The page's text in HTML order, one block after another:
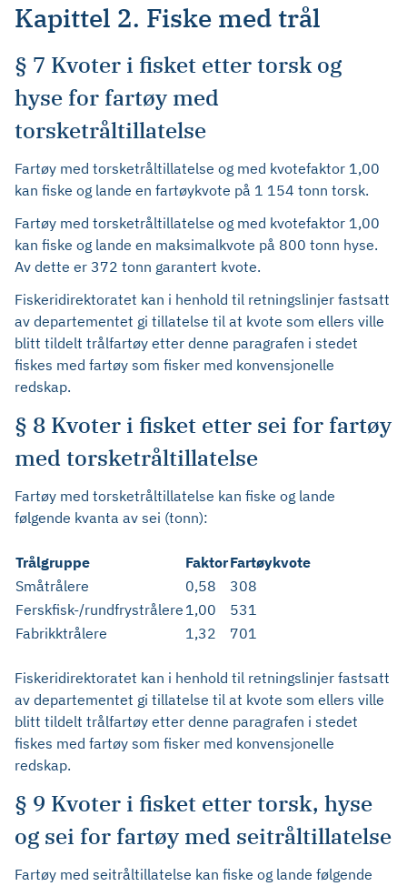
Kapittel 2. Fiske med trål
§ 7 Kvoter i fisket etter torsk og
hyse for fartøy med
torsketråltillatelse
Fartøy med torsketråltillatelse og med kvotefaktor 1,00
kan fiske og lande en fartøykvote på 1 154 tonn torsk.
Fartøy med torsketråltillatelse og med kvotefaktor 1,00
kan fiske og lande en maksimalkvote på 800 tonn hyse.
Av dette er 372 tonn garantert kvote.
Fiskeridirektoratet kan i henhold til retningslinjer fastsatt
av departementet gi tillatelse til at kvote som ellers ville
blitt tildelt trålfartøy etter denne paragrafen i stedet
fiskes med fartøy som fisker med konvensjonelle
redskap.
§ 8 Kvoter i fisket etter sei for fartøy
med torsketråltillatelse
Fartøy med torsketråltillatelse kan fiske og lande
følgende kvanta av sei (tonn):
Trålgruppe FaktorFartøykvote
Småtrålere
0,58
308
Ferskfisk-/rundfrystrålere 1,00
531
Fabrikktrålere
1,32 701
Fiskeridirektoratet kan i henhold til retningslinjer fastsatt
av departementet gi tillatelse til at kvote som ellers ville
blitt tildelt trålfartøy etter denne paragrafen i stedet
fiskes med fartøy som fisker med konvensjonelle
redskap.
§ 9 Kvoter i fisket etter torsk, hyse
og sei for fartøy med seitråltillatelse
Fartøy med seitråltillatelse kan fiske og lande følgende